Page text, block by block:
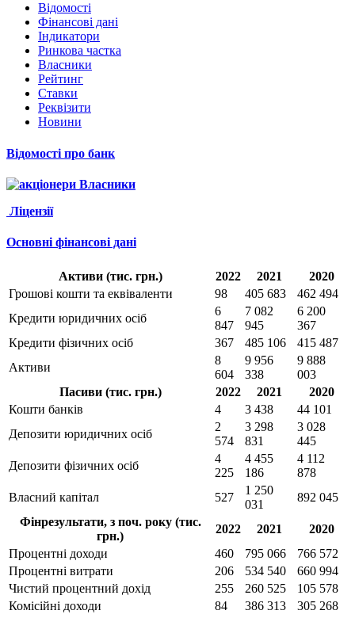
Відомості
Фінансові дані
Індикатори
Ринкова частка
Власники
Рейтинг
Ставки
Реквізити
Новини
Відомості про банк
Власники
Ліцензії
Основні фінансові дані
Активи (тис. грн.) 2022 2021
2020
Грошові кошти та еквіваленти
98 405 683
462 494
Кредити юридичних осіб
6
847
7 082
945
6 200
367
Кредити фізичних осіб
367 485 106
415 487
Активи
8
604
9 956
338
9 888
003
Пасиви (тис. грн.)
2022 2021
2020
Кошти банків
4 3 438
44 101
Депозити юридичних осіб
2
574
3 298
831
3 028
445
Депозити фізичних осіб
4
225
4 455
186
4 112
878
Власний капітал
527
1 250
031
892 045
Фінрезультати, з поч. року (тис.
грн.)
2022 2021
2020
Процентні доходи
460 795 066
766 572
Процентні витрати
206 534 540
660 994
Чистий процентний дохід
255 260 525
105 578
Комісійні доходи
84 386 313
305 268